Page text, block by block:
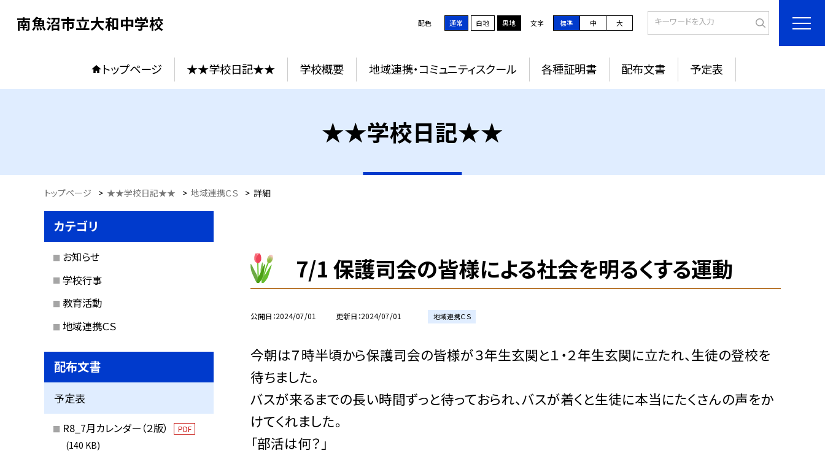
南魚沼市立大和中学校 配色 通常 白地 黒地 文字 標準 中 大
トップページ ★★学校日記★★ 学校概要 地域連携・コミュニティスクール 各種証明書 配布文書 予定表
★★学校日記★★
トップページ > ★★学校日記★★ > 地域連携ＣＳ > 詳細
7/1 保護司会の皆様による社会を明るくする運動
公開日 2024/07/01 更新日 2024/07/01 地域連携ＣＳ
今朝は７時半頃から保護司会の皆様が３年生玄関と１・２年生玄関に立たれ、生徒の登校を
待ちました。
バスが来るまでの長い時間ずっと待っておられ、バスが着くと生徒に本当にたくさんの声をか
けてくれました。
「部活は何？」
カテゴリ
お知らせ
学校行事
教育活動
地域連携ＣＳ
配布文書
予定表
R8_7月カレンダー（２版） PDF
(140 KB)